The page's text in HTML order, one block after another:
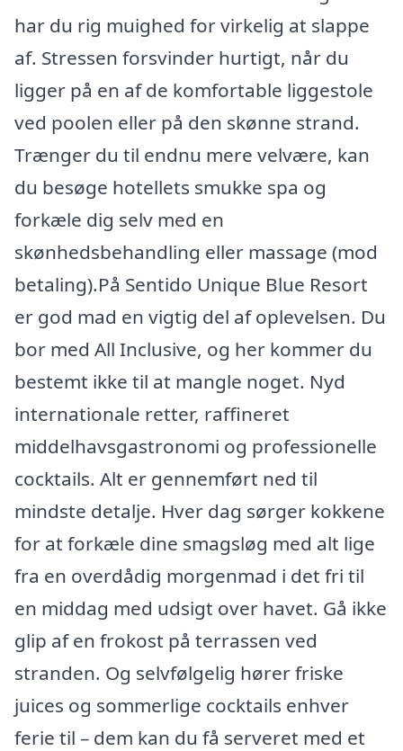
har du rig muighed for virkelig at slappe
af. Stressen forsvinder hurtigt, når du
ligger på en af de komfortable liggestole
ved poolen eller på den skønne strand.
Trænger du til endnu mere velvære, kan
du besøge hotellets smukke spa og
forkæle dig selv med en
skønhedsbehandling eller massage (mod
betaling).På Sentido Unique Blue Resort
er god mad en vigtig del af oplevelsen. Du
bor med All Inclusive, og her kommer du
bestemt ikke til at mangle noget. Nyd
internationale retter, raffineret
middelhavsgastronomi og professionelle
cocktails. Alt er gennemført ned til
mindste detalje. Hver dag sørger kokkene
for at forkæle dine smagsløg med alt lige
fra en overdådig morgenmad i det fri til
en middag med udsigt over havet. Gå ikke
glip af en frokost på terrassen ved
stranden. Og selvfølgelig hører friske
juices og sommerlige cocktails enhver
ferie til – dem kan du få serveret med et